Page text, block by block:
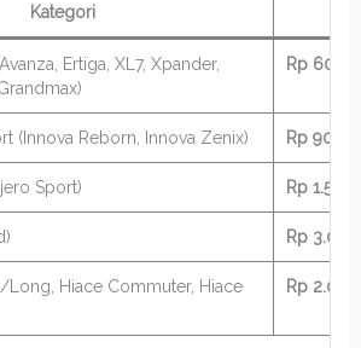
Kategori
Ertiga, XL7, Xpander,
Rp
(Innova Reborn, Innova Zenix) Rp
Sport) Rp
Rp
Long, Hiace Commuter, Hiace
Rp